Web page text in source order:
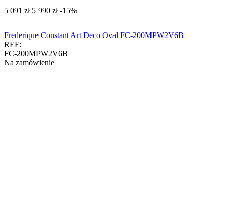
‍5 091‍ zł ‍5 990‍ zł -15%
Frederique Constant Art Deco Oval FC-200MPW2V6B
REF:
FC-200MPW2V6B
Na zamówienie